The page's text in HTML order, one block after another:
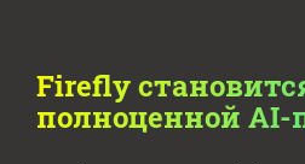
Firefly
полноценной